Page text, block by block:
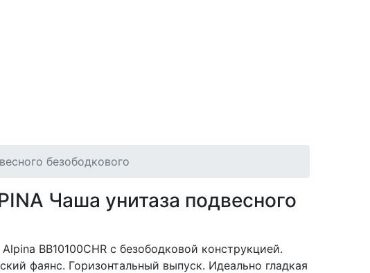
безободкового
Чаша унитаза подвесного
BB10100CHR с безободковой конструкцией.
фаянс. Горизонтальный выпуск. Идеально гладкая